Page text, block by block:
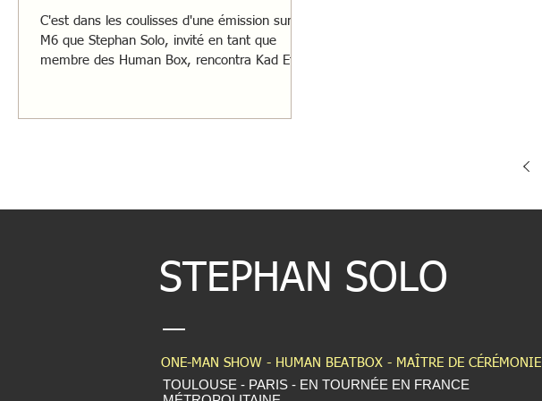
C'est dans les coulisses d'une émission sur
M6 que Stephan Solo, invité en tant que
membre des Human Box, rencontra Kad Et
STEPHAN SOLO
ONE-MAN SHOW - HUMAN BEATBOX - MAÎTRE DE CÉRÉMONIE
TOULOUSE - PARIS - EN TOURNÉE EN FRANCE